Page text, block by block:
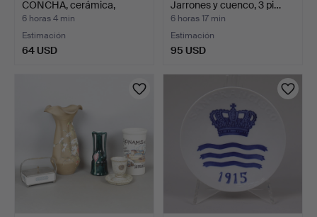
CONCHA, cerámica,
Ande…
6 horas 4 min
Estimación
64 USD
Jarrones y cuenco, 3 pi…
6 horas 17 min
Estimación
95 USD